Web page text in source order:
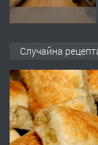
ПРЕДЛАГА
Случайна